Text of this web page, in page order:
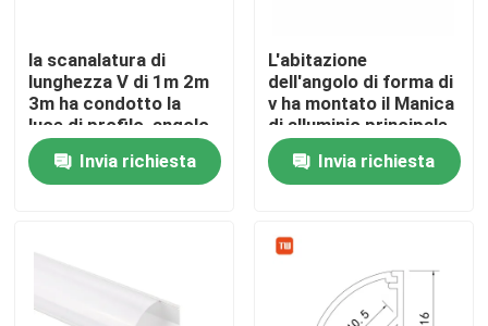
Casa
Circa noi
la scanalatura di
lunghezza V di 1m 2m
3m ha condotto la
luce di profilo, angolo
che accende il profilo
principale
dell'estrusione
Invia richiesta
L'abitazione
dell'angolo di forma di
v ha montato il Manica
di alluminio principale
per la luce del Governo
Invia richiesta